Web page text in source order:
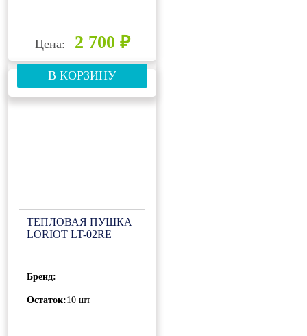
Цена: 2 700 ₽
В КОРЗИНУ
ТЕПЛОВАЯ ПУШКА
LORIOT LT-02RE
Бренд:
Остаток:10 шт